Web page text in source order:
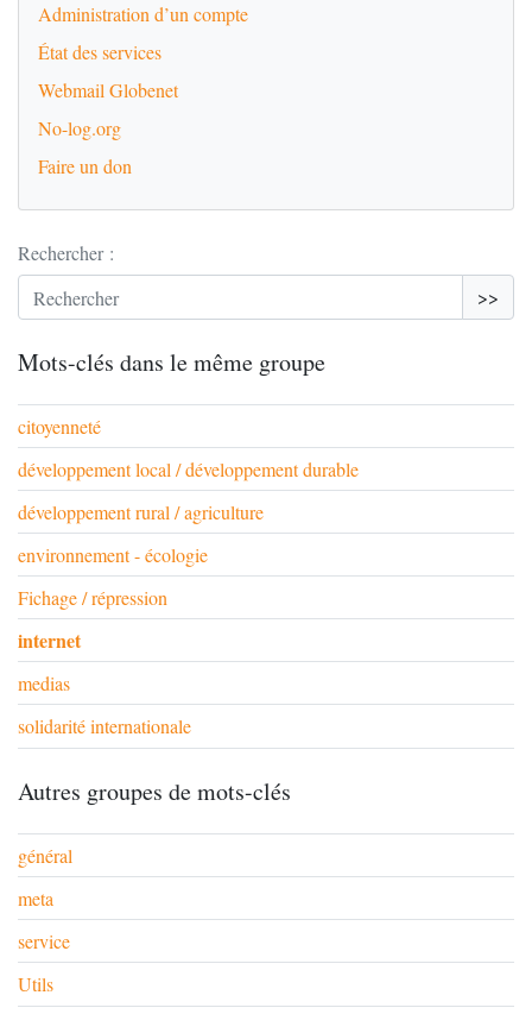
Administration d’un compte
État des services
Webmail Globenet
No-log.org
Faire un don
Rechercher :
>>
Mots-clés dans le même groupe
citoyenneté
développement local / développement durable
développement rural / agriculture
environnement - écologie
Fichage / répression
internet
medias
solidarité internationale
Autres groupes de mots-clés
général
meta
service
Utils